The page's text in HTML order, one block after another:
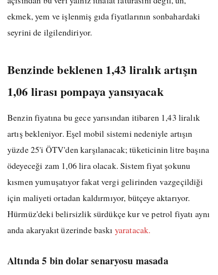
ekmek, yem ve işlenmiş gıda fiyatlarının sonbahardaki
seyrini de ilgilendiriyor.
Benzinde beklenen 1,43 liralık artışın
1,06 lirası pompaya yansıyacak
Benzin fiyatına bu gece yarısından itibaren 1,43 liralık
artış bekleniyor. Eşel mobil sistemi nedeniyle artışın
yüzde 25'i ÖTV'den karşılanacak; tüketicinin litre başına
ödeyeceği zam 1,06 lira olacak. Sistem fiyat şokunu
kısmen yumuşatıyor fakat vergi gelirinden vazgeçildiği
için maliyeti ortadan kaldırmıyor, bütçeye aktarıyor.
Hürmüz'deki belirsizlik sürdükçe kur ve petrol fiyatı aynı
anda akaryakıt üzerinde baskı yaratacak.
Altında 5 bin dolar senaryosu masada